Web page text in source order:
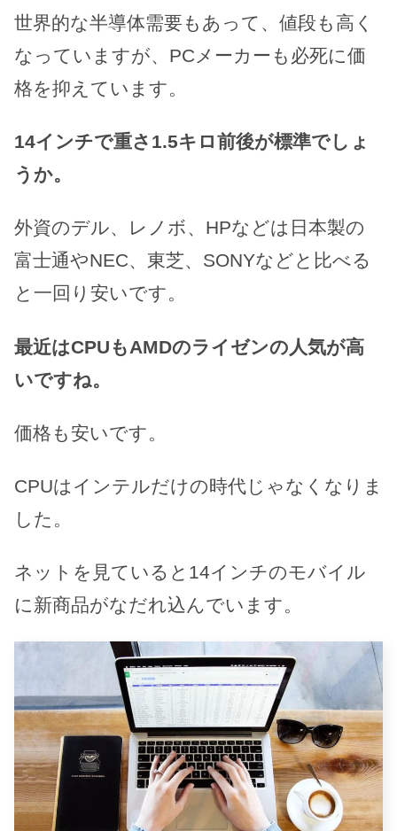
世界的な半導体需要もあって、値段も高く
なっていますが、PCメーカーも必死に価
格を抑えています。
14インチで重さ1.5キロ前後が標準でしょ
うか。
外資のデル、レノボ、HPなどは日本製の
富士通やNEC、東芝、SONYなどと比べる
と一回り安いです。
最近はCPUもAMDのライゼンの人気が高
いですね。
価格も安いです。
CPUはインテルだけの時代じゃなくなりま
した。
ネットを見ていると14インチのモバイル
に新商品がなだれ込んでいます。